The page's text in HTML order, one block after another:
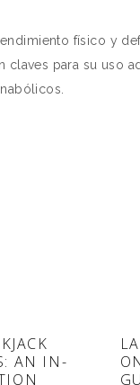
físico y
para su uso
AN IN-